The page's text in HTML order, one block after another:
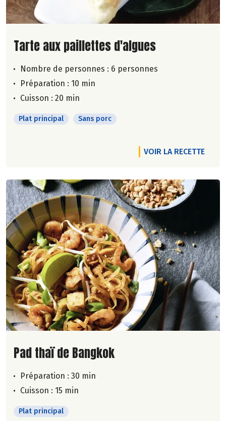
Lire la suite de la recette
Tarte aux paillettes d'algues
Nombre de personnes : 6 personnes
Préparation : 10 min
Cuisson : 20 min
Plat principal Sans porc
VOIR LA RECETTE
Lire la suite de la recette
Pad thaï de Bangkok
Préparation : 30 min
Cuisson : 15 min
Plat principal